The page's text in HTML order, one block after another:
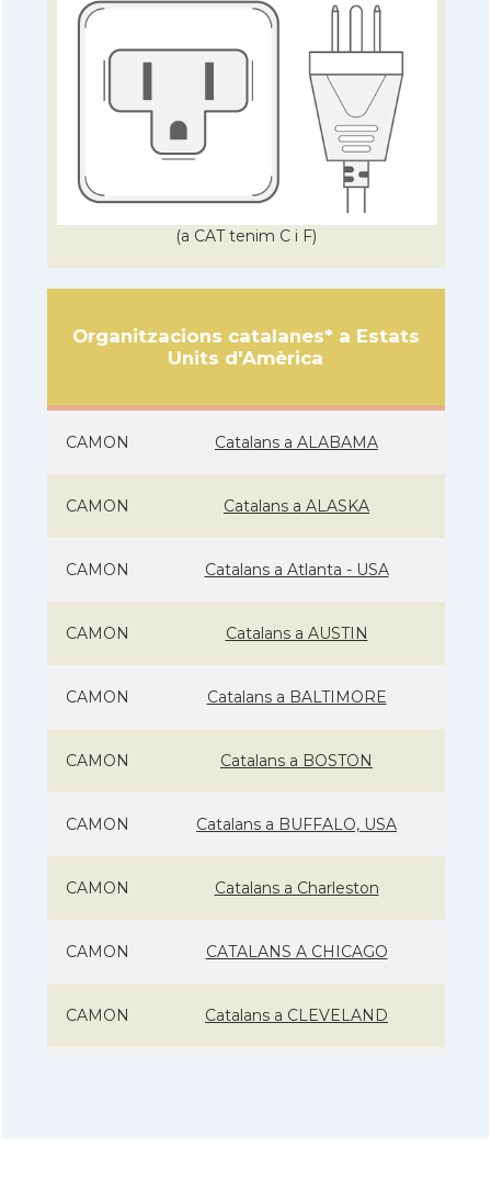
(a CAT tenim C i F)
Organitzacions catalanes* a Estats
Units d'Amèrica
CAMON Catalans a ALABAMA
CAMON Catalans a ALASKA
CAMON Catalans a Atlanta - USA
CAMON Catalans a AUSTIN
CAMON Catalans a BALTIMORE
CAMON Catalans a BOSTON
CAMON Catalans a BUFFALO, USA
CAMON Catalans a Charleston
CAMON CATALANS A CHICAGO
CAMON Catalans a CLEVELAND